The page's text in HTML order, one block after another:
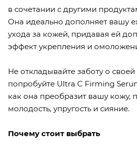
в сочетании с другими
Она идеально дополняет вашу
ухода за кожей, придавая ей
эффект укрепления и
Не откладывайте заботу о
попробуйте Ultra C Firming
как она преобразит вашу кожу,
молодость, упругость и сияние.
Почему стоит выбрать